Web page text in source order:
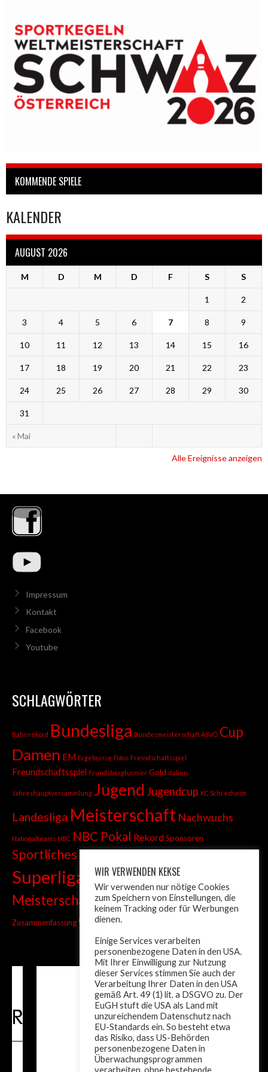
KOMMENDE SPIELE
KALENDER
AUGUST 2026
M D M D F S S
« Mai
1 2
3 4 5 6 7 8 9
10 11 12 13 14 15 16
17 18 19 20 21 22 23
24 25 26 27 28 29 30
31
Alle Ereignisse anzeigen
Impressum
Kontakt
Facebook
Youtube
SCHLAGWÖRTER
Bahnrekord Bundesliga Bundesmeisterschaft ASVÖ Cup
Damen EM Ergebnisse Fotos Freindschaftsspiel
Freundschaftsspiel Frundsbergturnier Gold italien
Jahreshauptversammlung Jugend Jugendcup KC Schrezheim
Landesliga Meisterschaft Nachwuchs
Nationalteams NBC NBC Pokal RekordSponsoren
SportlichesSprint
Superliga TandemTiroler Liga
Meisterschaft Trainer Turnier Weltcup wm
Zusammenfassung ÖM Österreich
WIR VERWENDEN KEKSE
Wir verwenden nur nötige Cookies
zum Speichern von Einstellungen, die
keinem Tracking oder für Werbungen
dienen.
Einige Services verarbeiten
personenbezogene Daten in den USA.
Mit Ihrer Einwilligung zur Nutzung
dieser Services stimmen Sie auch der
Verarbeitung Ihrer Daten in den USA
gemäß Art. 49 (1) lit. a DSGVO zu. Der
EuGH stuft die USA als Land mit
unzureichendem Datenschutz nach
EU-Standards ein. So besteht etwa
das Risiko, dass US-Behörden
personenbezogene Daten in
Überwachungsprogrammen
verarbeiten, ohne bestehende